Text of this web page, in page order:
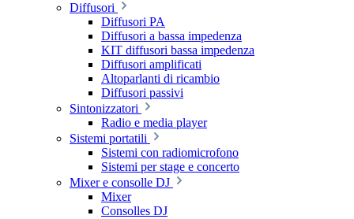
Diffusori
Diffusori PA
Diffusori a bassa impedenza
KIT diffusori bassa impedenza
Diffusori amplificati
Altoparlanti di ricambio
Diffusori passivi
Sintonizzatori
Radio e media player
Sistemi portatili
Sistemi con radiomicrofono
Sistemi per stage e concerto
Mixer e consolle DJ
Mixer
Consolles DJ